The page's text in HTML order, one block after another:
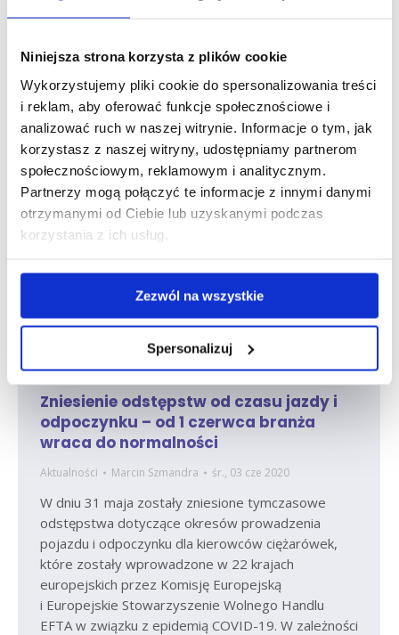
Niniejsza strona korzysta z plików cookie
Wykorzystujemy pliki cookie do spersonalizowania treści
i reklam, aby oferować funkcje społecznościowe i
analizować ruch w naszej witrynie. Informacje o tym, jak
korzystasz z naszej witryny, udostępniamy partnerom
społecznościowym, reklamowym i analitycznym.
Partnerzy mogą połączyć te informacje z innymi danymi
otrzymanymi od Ciebie lub uzyskanymi podczas
korzystania z ich usług.
Zezwól na wszystkie
Spersonalizuj
kierowców” w Programie Pierwszym
godziną. Audycja ma długotrwałą tradycję,
gdyż jest transmitowana od roku 1974, pierwotnie
trwała ona 7 minut, dziś są to jedynie 2 minuty.
Przekazywane w audycji są aktualne informacje
na temat stanu dróg oraz wypadków.…
Zniesienie odstępstw od czasu jazdy i
odpoczynku – od 1 czerwca branża
wraca do normalności
Aktualności Marcin Szmandra śr., 03 cze 2020
W dniu 31 maja zostały zniesione tymczasowe
odstępstwa dotyczące okresów prowadzenia
pojazdu i odpoczynku dla kierowców ciężarówek,
które zostały wprowadzone w 22 krajach
europejskich przez Komisję Europejską
i Europejskie Stowarzyszenie Wolnego Handlu
EFTA w związku z epidemią COVID-19. W zależności